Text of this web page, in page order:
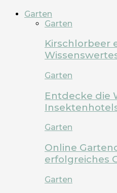
Garten
Garten
Kirschlorbeer
Garten
Entdecke die
Garten
Online
erfolgreiches
Garten